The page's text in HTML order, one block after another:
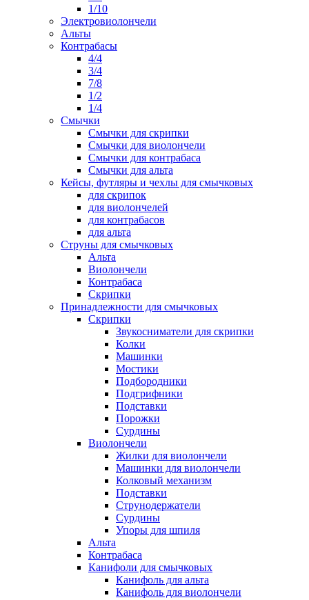
1/10
Электровиолончели
Альты
Контрабасы
4/4
3/4
7/8
1/2
1/4
Смычки
Смычки для скрипки
Смычки для виолончели
Смычки для контрабаса
Смычки для альта
Кейсы, футляры и чехлы для смычковых
для скрипок
для виолончелей
для контрабасов
для альта
Струны для смычковых
Альта
Виолончели
Контрабаса
Скрипки
Принадлежности для смычковых
Скрипки
Звукосниматели для скрипки
Колки
Машинки
Мостики
Подбородники
Подгрифники
Подставки
Порожки
Сурдины
Виолончели
Жилки для виолончели
Машинки для виолончели
Колковый механизм
Подставки
Струнодержатели
Сурдины
Упоры для шпиля
Альта
Контрабаса
Канифоли для смычковых
Канифоль для альта
Канифоль для виолончели